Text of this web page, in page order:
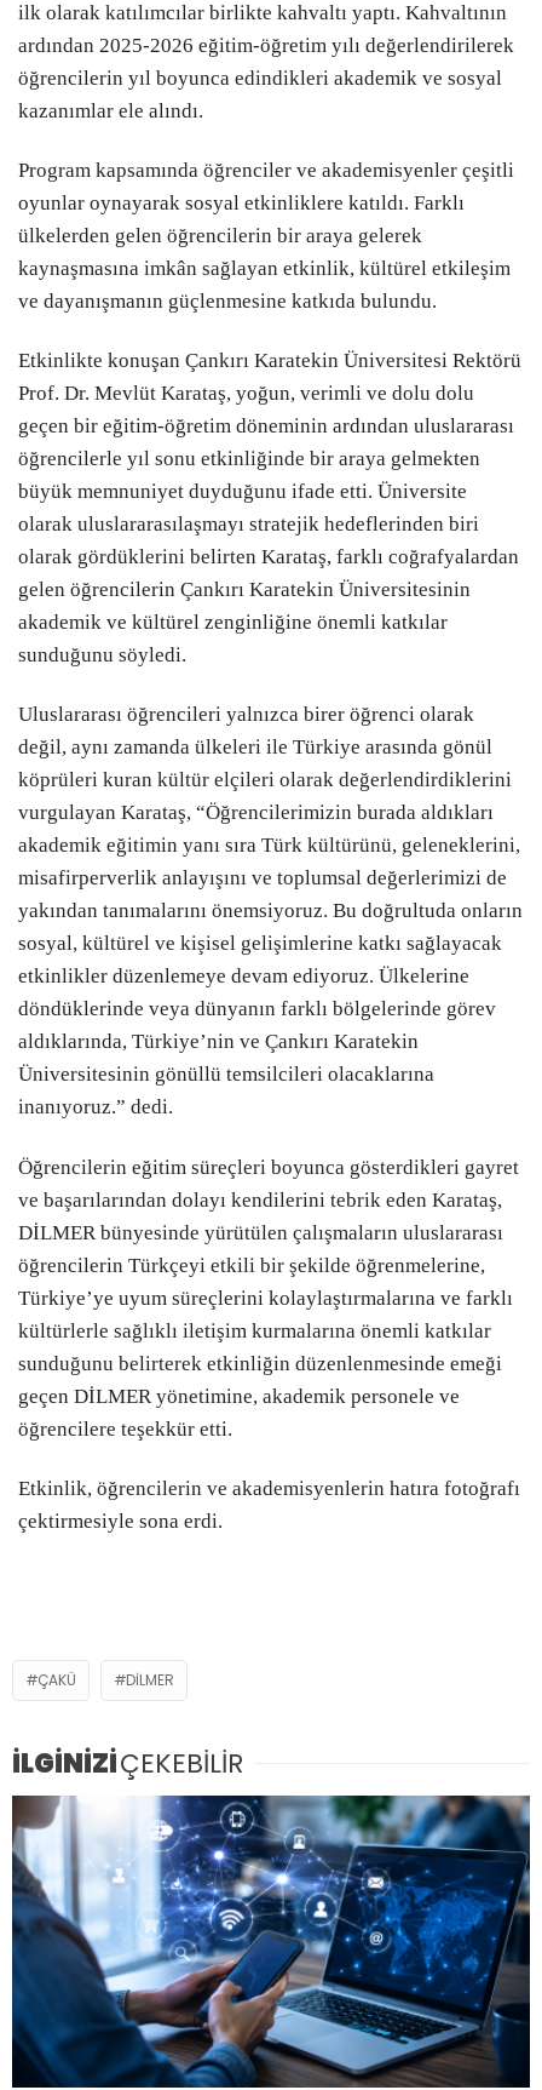
ilk olarak katılımcılar birlikte kahvaltı yaptı. Kahvaltının
ardından 2025-2026 eğitim-öğretim yılı değerlendirilerek
öğrencilerin yıl boyunca edindikleri akademik ve sosyal
kazanımlar ele alındı.
Program kapsamında öğrenciler ve akademisyenler çeşitli
oyunlar oynayarak sosyal etkinliklere katıldı. Farklı
ülkelerden gelen öğrencilerin bir araya gelerek
kaynaşmasına imkân sağlayan etkinlik, kültürel etkileşim
ve dayanışmanın güçlenmesine katkıda bulundu.
Etkinlikte konuşan Çankırı Karatekin Üniversitesi Rektörü
Prof. Dr. Mevlüt Karataş, yoğun, verimli ve dolu dolu
geçen bir eğitim-öğretim döneminin ardından uluslararası
öğrencilerle yıl sonu etkinliğinde bir araya gelmekten
büyük memnuniyet duyduğunu ifade etti. Üniversite
olarak uluslararasılaşmayı stratejik hedeflerinden biri
olarak gördüklerini belirten Karataş, farklı coğrafyalardan
gelen öğrencilerin Çankırı Karatekin Üniversitesinin
akademik ve kültürel zenginliğine önemli katkılar
sunduğunu söyledi.
Uluslararası öğrencileri yalnızca birer öğrenci olarak
değil, aynı zamanda ülkeleri ile Türkiye arasında gönül
köprüleri kuran kültür elçileri olarak değerlendirdiklerini
vurgulayan Karataş, “Öğrencilerimizin burada aldıkları
akademik eğitimin yanı sıra Türk kültürünü, geleneklerini,
misafirperverlik anlayışını ve toplumsal değerlerimizi de
yakından tanımalarını önemsiyoruz. Bu doğrultuda onların
sosyal, kültürel ve kişisel gelişimlerine katkı sağlayacak
etkinlikler düzenlemeye devam ediyoruz. Ülkelerine
döndüklerinde veya dünyanın farklı bölgelerinde görev
aldıklarında, Türkiye’nin ve Çankırı Karatekin
Üniversitesinin gönüllü temsilcileri olacaklarına
inanıyoruz.” dedi.
Öğrencilerin eğitim süreçleri boyunca gösterdikleri gayret
ve başarılarından dolayı kendilerini tebrik eden Karataş,
DİLMER bünyesinde yürütülen çalışmaların uluslararası
öğrencilerin Türkçeyi etkili bir şekilde öğrenmelerine,
Türkiye’ye uyum süreçlerini kolaylaştırmalarına ve farklı
kültürlerle sağlıklı iletişim kurmalarına önemli katkılar
sunduğunu belirterek etkinliğin düzenlenmesinde emeği
geçen DİLMER yönetimine, akademik personele ve
öğrencilere teşekkür etti.
Etkinlik, öğrencilerin ve akademisyenlerin hatıra fotoğrafı
çektirmesiyle sona erdi.
ÇAKÜ DİLMER
İLGİNİZİÇEKEBİLİR